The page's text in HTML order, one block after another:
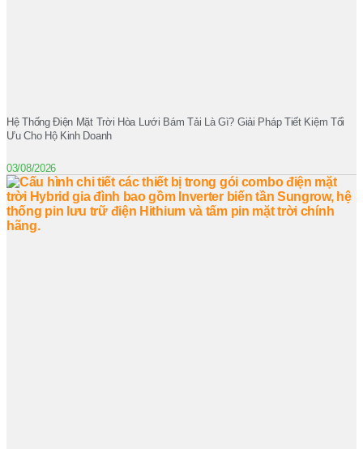
Hệ Thống Điện Mặt Trời Hòa Lưới Bám Tải Là Gì? Giải Pháp Tiết Kiệm Tối
Ưu Cho Hộ Kinh Doanh
03/08/2026